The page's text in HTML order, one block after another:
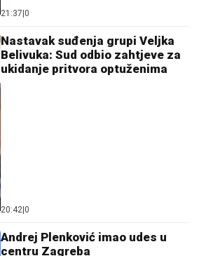
21:37 0
Nastavak suđenja grupi Veljka
Belivuka: Sud odbio zahtjeve za
ukidanje pritvora optuženima
20:42 0
Andrej Plenković imao udes u
centru Zagreba